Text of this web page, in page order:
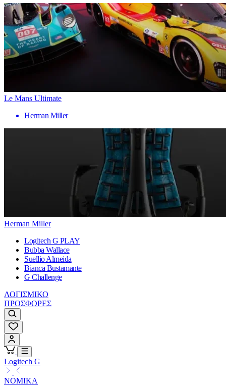
Le Mans Ultimate
Herman Miller
Herman Miller
Logitech G PLAY
Bubba Wallace
Suellio Almeida
Bianca Bustamante
G Challenge
ΛΟΓΙΣΜΙΚΟ
ΠΡΟΣΦΟΡΕΣ
Logitech G
ΝΟΜΙΚΑ